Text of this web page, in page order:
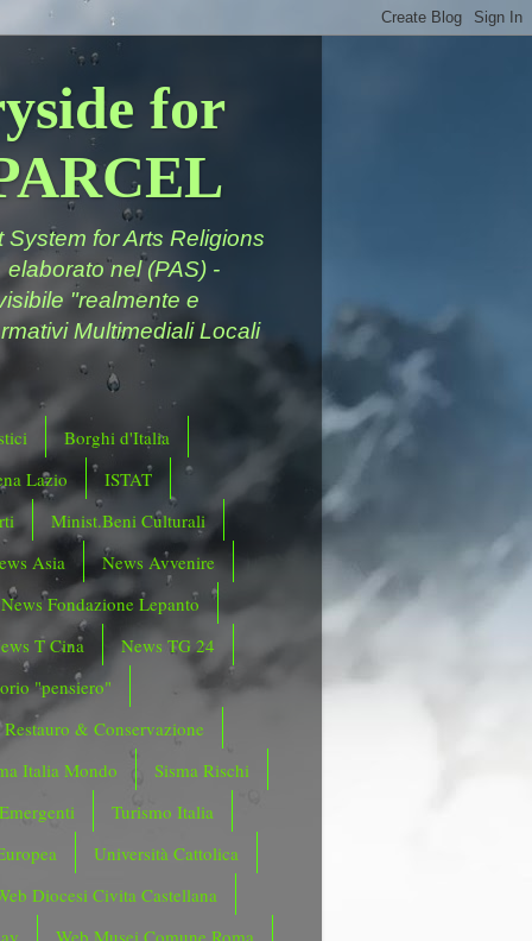
for
for Arts Religions
nel (PAS) -
"realmente e
Multimediali Locali
Borghi d'Italia
Lazio
ISTAT
Minist.Beni Culturali
Asia
News Avvenire
News Fondazione Lepanto
T Cina
News TG 24
"pensiero"
Restauro & Conservazione
Italia Mondo
Sisma Rischi
Turismo Italia
Università Cattolica
Diocesi Civita Castellana
Web Musei Comune Roma